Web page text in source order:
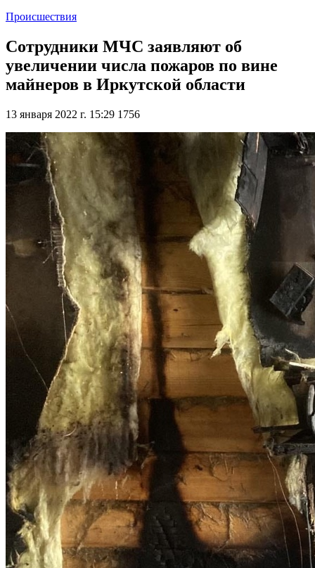
Происшествия
Сотрудники МЧС заявляют об
увеличении числа пожаров по вине
майнеров в Иркутской области
13 января 2022 г. 15:29 1756